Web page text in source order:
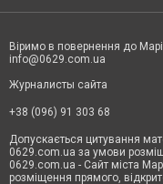
Віримо в повернення до
info@0629.com.ua
Журналисты сайта
+38 (096) 91 303 68
Допускається цитування
0629.com.ua за умови
0629.com.ua - Сайт міста
розміщення прямого,